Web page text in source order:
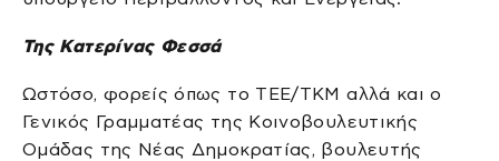
Της Κατερίνας Φεσσά
Ωστόσο, φορείς όπως το ΤΕΕ/ΤΚΜ αλλά και ο
Γενικός Γραμματέας της Κοινοβουλευτικής
Ομάδας της Νέας Δημοκρατίας, βουλευτής